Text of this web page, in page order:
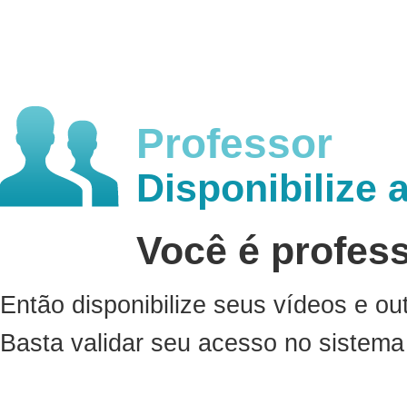
Professor
Disponibilize
Você é
Então disponibilize seus vídeos e
Basta validar seu acesso no